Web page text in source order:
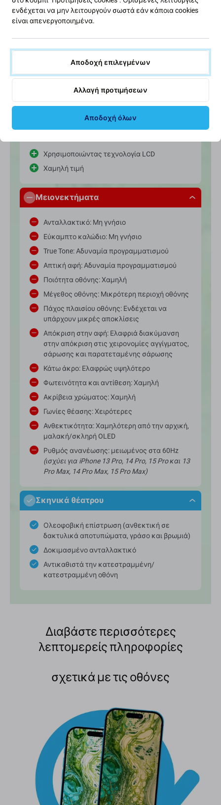
Χαμηλή τιμή
Το κύριο πλεονέκτημα είναι η χαμηλή τιμή.
Σε σύγκριση με την αρχική οθόνη
Φόντα
Χρησιμοποιώντας τεχνολογία LCD
Χαμηλή τιμή
Μειονεκτήματα
Ανταλλακτικό: Μη γνήσιο
Εύκαμπτο καλώδιο: Μη γνήσιο
True Tone: Αδυναμία προγραμματισμού
Απτική αφή: Αδυναμία προγραμματισμού
Ποιότητα οθόνης: Χαμηλή
Μέγεθος οθόνης: Μικρότερη περιοχή οθόνης
Πάχος πλαισίου οθόνης: Ενδέχεται να
υπάρχουν μικρές αποκλίσεις
Απόκριση στην αφή: Ελαφριά διακύμανση
στην απόκριση στις χειρονομίες αγγίγματος,
σάρωσης και παρατεταμένης σάρωσης
Κάτω άκρο: Ελαφρώς υψηλότερο
Φωτεινότητα και αντίθεση: Χαμηλή
Ακρίβεια χρώματος: Χαμηλή
Γωνίες θέασης: Χειρότερες
Ανθεκτικότητα: Χαμηλότερη από την αρχική,
μαλακή/σκληρή OLED
Ρυθμός ανανέωσης: μειωμένος στα 60Hz
(ισχύει για iPhone 13 Pro, 14 Pro, 15 Pro και 13
Pro Max, 14 Pro Max, 15 Pro Max)
Σκηνικά θέατρου
Ολεοφοβική επίστρωση (ανθεκτική σε
δακτυλικά αποτυπώματα, γράσο και βρωμιά)
Δοκιμασμένο ανταλλακτικό
Αντικαθιστά την κατεστραμμένη/
κατεστραμμένη οθόνη
Διαβάστε περισσότερες
λεπτομερείς πληροφορίες
σχετικά με τις οθόνες
ενδέχεται να μην λειτουργούν σωστά εάν κάποια cookies
είναι απενεργοποιημένα.
Αποδοχή επιλεγμένων
Αλλαγή προτιμήσεων
Αποδοχή όλων